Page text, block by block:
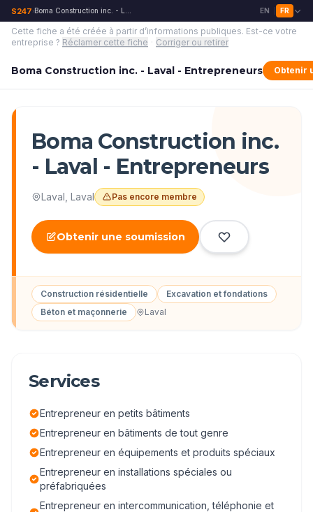
S247›Boma Construction inc. - Laval - Entrepreneurs EN FR
Cette fiche a été créée à partir d’informations publiques. Est-ce votre
entreprise ? Réclamer cette fiche · Corriger ou retirer
Boma Construction inc. - Laval - Entrepreneurs Obtenir
Boma Construction inc.
- Laval - Entrepreneurs
Laval Laval Pas encore membre
Obtenir une soumission
Construction résidentielle
Excavation et fondations
Béton et maçonnerie
Laval
Services
Entrepreneur en petits bâtiments
Entrepreneur en bâtiments de tout genre
Entrepreneur en équipements et produits spéciaux
Entrepreneur en installations spéciales ou
préfabriquées
Entrepreneur en intercommunication, téléphonie et